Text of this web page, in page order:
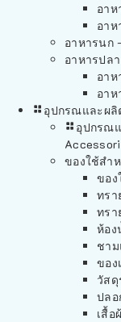
อาห
อาห
อาหารนก
อาหารปล
อาห
อาห
อุปกรณและผลิ
อุปกรณ
ของใช้สำ
ของ
ทรา
ทรา
ห้อง
ชาม
ของ
วัสดุ
ปลอ
เสื้อ